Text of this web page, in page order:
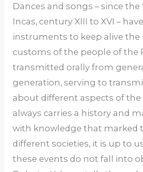
Dances and songs – since
Incas, century XIII to XVI –
instruments to keep alive the
customs of the people of the
transmitted orally from
generation, serving to
about different aspects of the
always carries a history and
with knowledge that marked
different societies, it is up to
these events do not fall into